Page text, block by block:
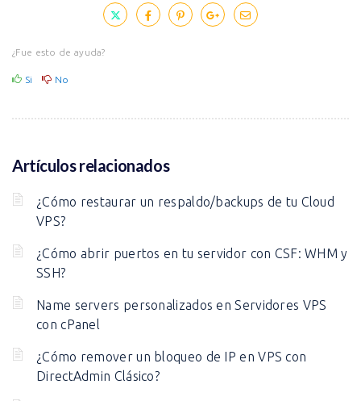
¿Fue esto de ayuda?
Si No
Artículos relacionados
¿Cómo restaurar un respaldo/backups de tu Cloud
VPS?
¿Cómo abrir puertos en tu servidor con CSF: WHM y
SSH?
Name servers personalizados en Servidores VPS
con cPanel
¿Cómo remover un bloqueo de IP en VPS con
DirectAdmin Clásico?